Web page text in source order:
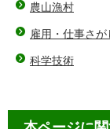
農山漁村
雇用・仕事さが
科学技術